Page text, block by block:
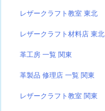
レザークラフト教室 東北
レザークラフト材料店 東北
革工房 一覧 関東
革製品 修理店 一覧 関東
レザークラフト教室 関東